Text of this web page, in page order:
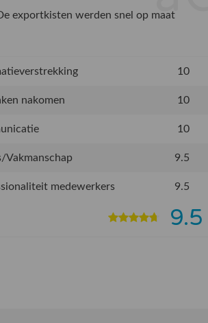
exportkisten werden snel op maat
10
nakomen 10
10
Vakmanschap 9.5
medewerkers 9.5
9.5